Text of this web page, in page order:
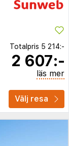
Totalpris 5 214:-
2 607:-
läs mer
Välj resa